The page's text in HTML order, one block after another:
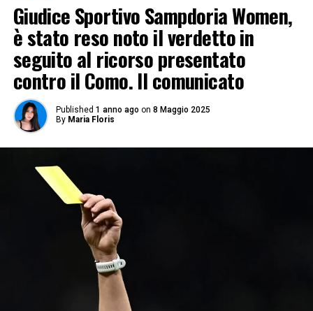
Giudice Sportivo Sampdoria Women,
è stato reso noto il verdetto in
seguito al ricorso presentato
contro il Como. Il comunicato
Published 1 anno ago on 8 Maggio 2025
By Maria Floris